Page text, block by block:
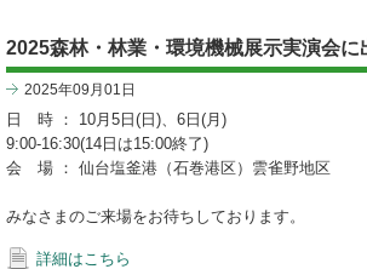
2025森林・林業・環境機械展示実演会に
2025年09月01日
日 時 ： 10月5日(日)、6日(月)
9:00‐16:30(14日は15:00終了)
会 場 ： 仙台塩釜港（石巻港区）雲雀野地区
みなさまのご来場をお待ちしております。
詳細はこちら